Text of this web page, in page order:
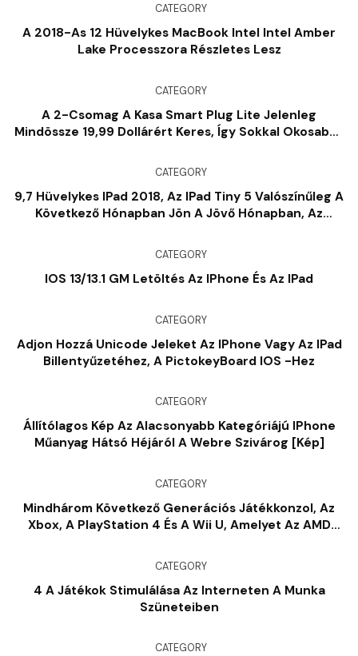
CATEGORY
A 2018-As 12 Hüvelykes MacBook Intel Intel Amber
Lake Processzora Részletes Lesz
CATEGORY
A 2-Csomag A Kasa Smart Plug Lite Jelenleg
Mindössze 19,99 Dollárért Keres, Így Sokkal Okosabbá
CATEGORY
9,7 Hüvelykes IPad 2018, Az IPad Tiny 5 Valószínűleg A
Következő Hónapban Jön A Jövő Hónapban, Az
CATEGORY
IOS 13/13.1 GM Letöltés Az IPhone És Az IPad
CATEGORY
Adjon Hozzá Unicode Jeleket Az IPhone Vagy Az IPad
Billentyűzetéhez, A PictokeyBoard IOS -hez
CATEGORY
Állítólagos Kép Az Alacsonyabb Kategóriájú IPhone
Műanyag Hátsó Héjáról A Webre Szivárog [kép]
CATEGORY
Mindhárom Következő Generációs Játékkonzol, Az
Xbox, A PlayStation 4 És A Wii U, Amelyet Az AMD
CATEGORY
4 A Játékok Stimulálása Az Interneten A Munka
Szüneteiben
CATEGORY